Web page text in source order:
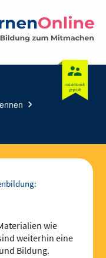
chevron_right
wie
weiterhin eine
Bildung.